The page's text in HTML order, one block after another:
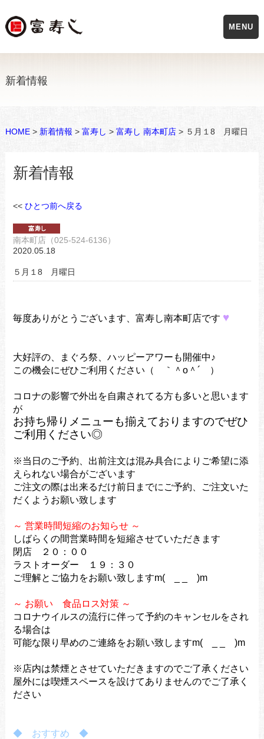
新着情報
HOME> 新着情報 > 富寿し > 富寿し 南本町店> ５月１8 月曜日
新着情報
<< ひとつ前へ戻る
南本町店（025-524-6136）
2020.05.18
５月１8 月曜日
毎度ありがとうございます、富寿し南本町店です ♥
大好評の、まぐろ祭、ハッピーアワーも開催中♪
この機会にぜひご利用ください（ ｀＾o＾´ ）
コロナの影響で外出を自粛されてる方も多いと思います
が
お持ち帰りメニューも揃えておりますのでぜひ
ご利用ください◎
※当日のご予約、出前注文は混み具合によりご希望に添
えられない場合がございます
ご注文の際は出来るだけ前日までにご予約、ご注文いた
だくようお願い致します
～ 営業時間短縮のお知らせ ～
しばらくの間営業時間を短縮させていただきます
閉店 ２０：００
ラストオーダー １９：３０
ご理解とご協力をお願い致しますm( _ _ )m
～ お願い 食品ロス対策 ～
コロナウイルスの流行に伴って予約のキャンセルをされ
る場合は
可能な限り早めのご連絡をお願い致しますm( _ _ )m
※店内は禁煙とさせていただきますのでご了承ください
屋外には喫煙スペースを設けてありませんのでご了承く
ださい
◆ おすすめ ◆
MENU